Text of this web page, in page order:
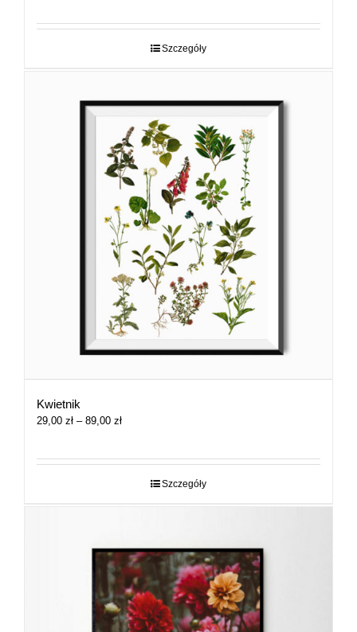
29,00 zł
Szczegóły
Kwietnik
29,00 zł – 89,00 złZakres
29,00 zł
Szczegóły